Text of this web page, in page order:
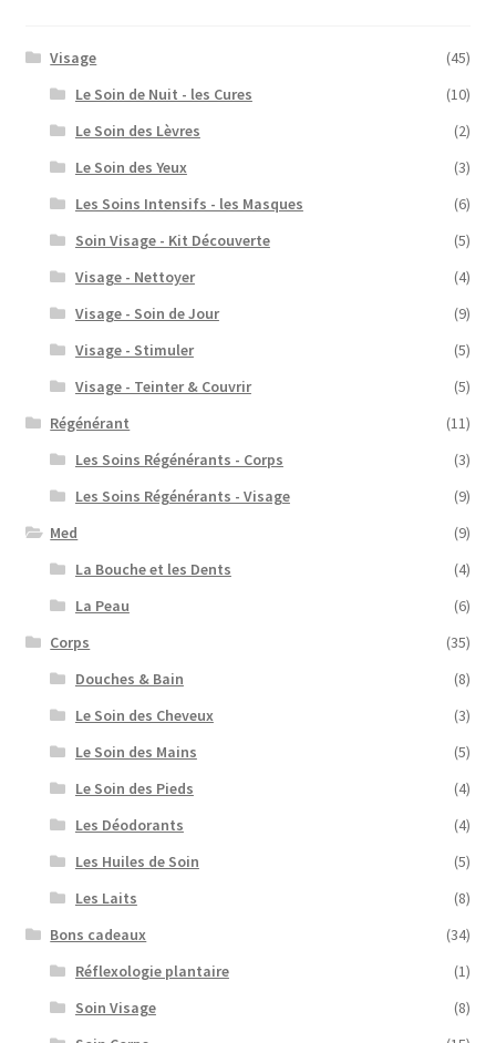
Visage
(45)
Le Soin de Nuit - les Cures
(10)
Le Soin des Lèvres
(2)
Le Soin des Yeux
(3)
Les Soins Intensifs - les Masques
(6)
Soin Visage - Kit Découverte
(5)
Visage - Nettoyer
(4)
Visage - Soin de Jour
(9)
Visage - Stimuler
(5)
Visage - Teinter & Couvrir
(5)
Régénérant
(11)
Les Soins Régénérants - Corps
(3)
Les Soins Régénérants - Visage
(9)
Med
(9)
La Bouche et les Dents
(4)
La Peau
(6)
Corps
(35)
Douches & Bain
(8)
Le Soin des Cheveux
(3)
Le Soin des Mains
(5)
Le Soin des Pieds
(4)
Les Déodorants
(4)
Les Huiles de Soin
(5)
Les Laits
(8)
Bons cadeaux
(34)
Réflexologie plantaire
(1)
Soin Visage
(8)